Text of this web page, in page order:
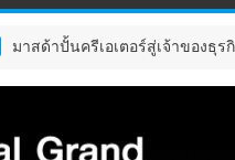
อร์สู่เจ้าของธุรกิจจับมือจุฬาลงก